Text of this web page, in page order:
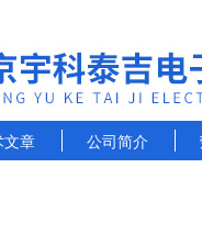
文章 公司简介